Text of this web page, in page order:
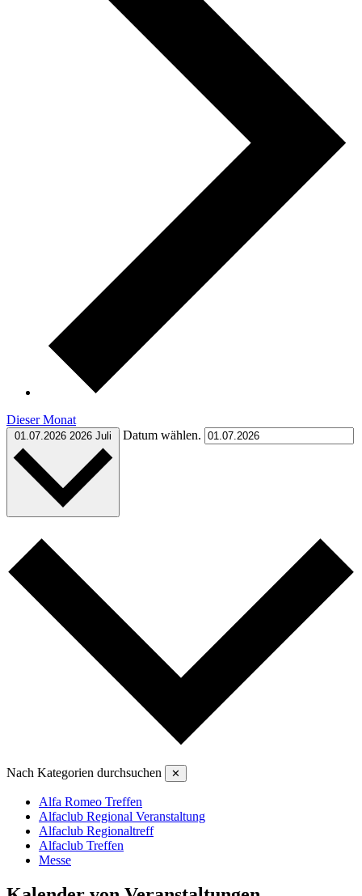
Dieser Monat
01.07.2026 2026 Juli Datum wählen.
Nach Kategorien durchsuchen ✕
Alfa Romeo Treffen
Alfaclub Regional Veranstaltung
Alfaclub Regionaltreff
Alfaclub Treffen
Messe